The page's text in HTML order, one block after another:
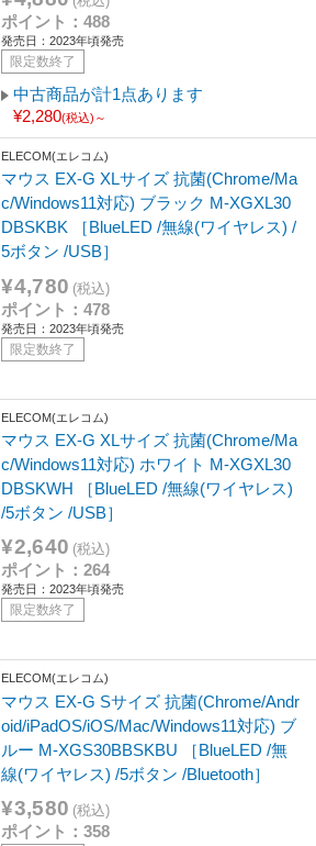
ポイント：488
発売日：2023年頃発売
限定数終了
中古商品が計1点あります
¥2,280(税込)～
ELECOM(エレコム)
マウス EX-G XLサイズ 抗菌(Chrome/Ma
c/Windows11対応) ブラック M-XGXL30
DBSKBK ［BlueLED /無線(ワイヤレス) /
5ボタン /USB］
¥4,780 (税込)
ポイント：478
発売日：2023年頃発売
限定数終了
ELECOM(エレコム)
マウス EX-G XLサイズ 抗菌(Chrome/Ma
c/Windows11対応) ホワイト M-XGXL30
DBSKWH ［BlueLED /無線(ワイヤレス)
/5ボタン /USB］
¥2,640 (税込)
ポイント：264
発売日：2023年頃発売
限定数終了
ELECOM(エレコム)
マウス EX-G Sサイズ 抗菌(Chrome/Andr
oid/iPadOS/iOS/Mac/Windows11対応) ブ
ルー M-XGS30BBSKBU ［BlueLED /無
線(ワイヤレス) /5ボタン /Bluetooth］
¥3,580 (税込)
ポイント：358